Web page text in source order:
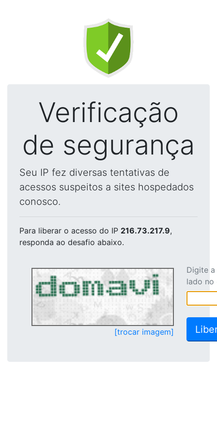
Verificação
de segurança
Seu IP fez diversas tentativas de
acessos suspeitos a sites hospedados
conosco.
Para liberar o acesso do IP 216.73.217.9,
responda ao desafio abaixo.
[trocar imagem]
Digite
lado no